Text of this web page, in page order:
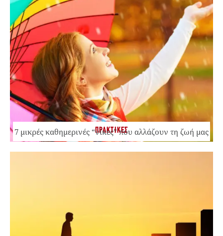
ΠΡΑΚΤΙΚΕΣ
7 μικρές καθημερινές “νίκες” που αλλάζουν τη ζωή μας